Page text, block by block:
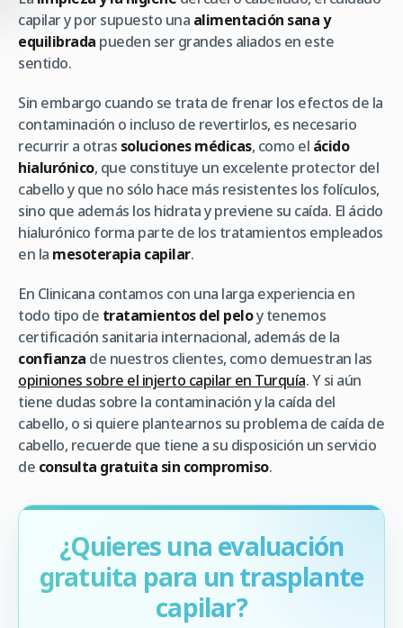
capilar y por supuesto una alimentación sana y
equilibrada pueden ser grandes aliados en este
sentido.
Sin embargo cuando se trata de frenar los efectos de la
contaminación o incluso de revertirlos, es necesario
recurrir a otras soluciones médicas, como el ácido
hialurónico, que constituye un excelente protector del
cabello y que no sólo hace más resistentes los folículos,
sino que además los hidrata y previene su caída. El ácido
hialurónico forma parte de los tratamientos empleados
en la mesoterapia capilar.
En Clinicana contamos con una larga experiencia en
todo tipo de tratamientos del peloy tenemos
certificación sanitaria internacional, además de la
confianza de nuestros clientes, como demuestran las
opiniones sobre el injerto capilar en Turquía. Y si aún
tiene dudas sobre la contaminación y la caída del
cabello, o si quiere plantearnos su problema de caída de
cabello, recuerde que tiene a su disposición un servicio
de consulta gratuita sin compromiso.
¿Quieres una evaluación
gratuita para un trasplante
capilar?